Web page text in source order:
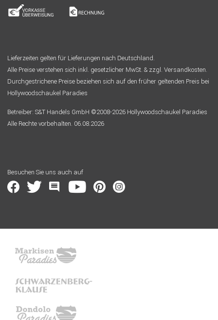
Lieferzeiten gelten für Lieferungen nach Deutschland.
Alle Preise verstehen sich inkl. gesetzlicher MwSt. & zzgl. Versandkosten.
Durchgestrichene Preise beziehen sich auf den früher geltenden Preis bei
Hollywoodschaukel Paradies
Betreiber: S&T Handels GmbH ©2008-2026 Hollywoodschaukel Paradies
Alle Rechte vorbehalten. 06.08.2026
Besuchen Sie uns auch auf